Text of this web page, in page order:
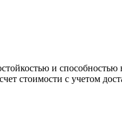
и
стоимости с учетом